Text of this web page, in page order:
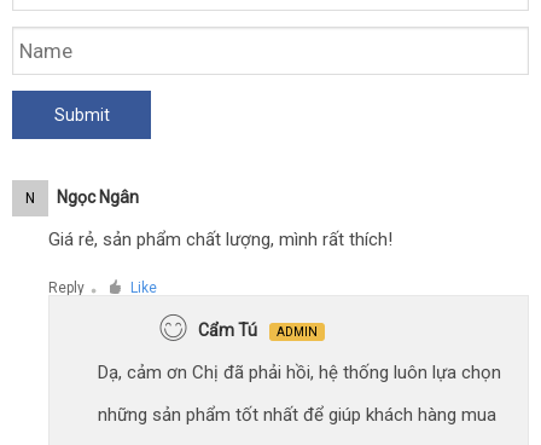
N Ngọc Ngân
Giá rẻ, sản phẩm chất lượng, mình rất thích!
Reply ● Like
Cẩm Tú ADMIN
Dạ, cảm ơn Chị đã phải hồi, hệ thống luôn lựa chọn
những sản phẩm tốt nhất để giúp khách hàng mua